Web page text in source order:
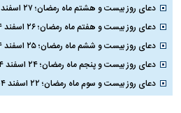
دعای روز بیست و هشتم ماه رمضان؛ ۲۷ اسفند ۱۴۰۴
دعای روز بیست و هفتم ماه رمضان؛ ۲۶ اسفند ۱۴۰۴
دعای روز بیست و ششم ماه رمضان؛ ۲۵ اسفند ۱۴۰۴
دعای روز بیست و پنجم ماه رمضان؛ ۲۴ اسفند ۱۴۰۴
دعای روز بیست و سوم ماه رمضان؛ ۲۲ اسفند ۱۴۰۴